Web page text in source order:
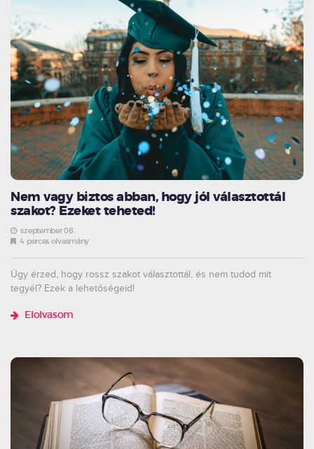
Nem vagy biztos abban, hogy jól választottál
szakot? Ezeket teheted!
szeptember 08.
4 perces olvasmány
Úgy érzed, hogy rossz szakot választottál, és nem tudod mit
tegyél? Ezek a lehetőségeid!
Elolvasom